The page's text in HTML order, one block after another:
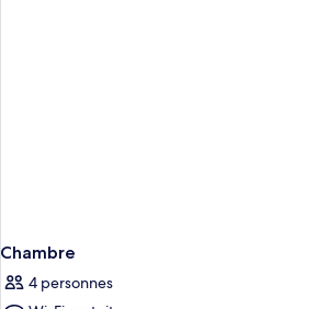
Chambre
4 personnes